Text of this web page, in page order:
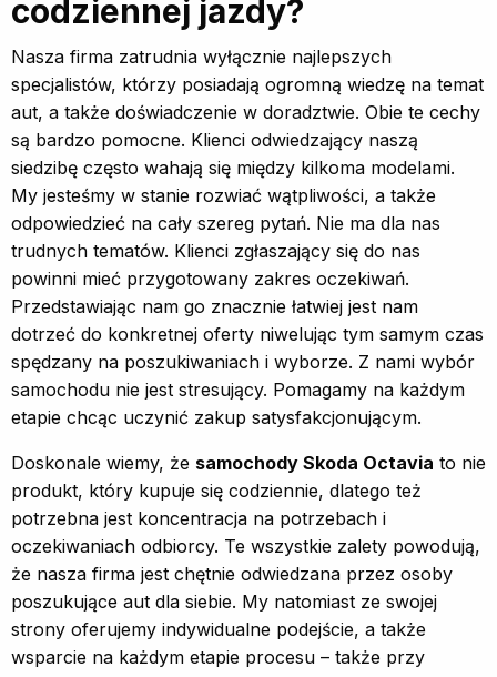
codziennej jazdy?
Nasza firma zatrudnia wyłącznie najlepszych
specjalistów, którzy posiadają ogromną wiedzę na temat
aut, a także doświadczenie w doradztwie. Obie te cechy
są bardzo pomocne. Klienci odwiedzający naszą
siedzibę często wahają się między kilkoma modelami.
My jesteśmy w stanie rozwiać wątpliwości, a także
odpowiedzieć na cały szereg pytań. Nie ma dla nas
trudnych tematów. Klienci zgłaszający się do nas
powinni mieć przygotowany zakres oczekiwań.
Przedstawiając nam go znacznie łatwiej jest nam
dotrzeć do konkretnej oferty niwelując tym samym czas
spędzany na poszukiwaniach i wyborze. Z nami wybór
samochodu nie jest stresujący. Pomagamy na każdym
etapie chcąc uczynić zakup satysfakcjonującym.
Doskonale wiemy, że samochody Skoda Octavia to nie
produkt, który kupuje się codziennie, dlatego też
potrzebna jest koncentracja na potrzebach i
oczekiwaniach odbiorcy. Te wszystkie zalety powodują,
że nasza firma jest chętnie odwiedzana przez osoby
poszukujące aut dla siebie. My natomiast ze swojej
strony oferujemy indywidualne podejście, a także
wsparcie na każdym etapie procesu – także przy